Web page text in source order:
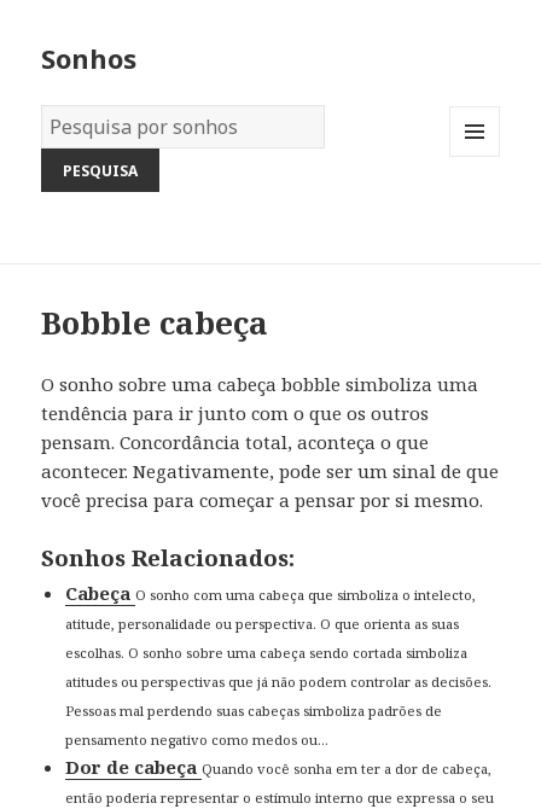
Sonhos
Dicionário
dos
Sonhos:
Bobble cabeça
O sonho sobre uma cabeça bobble simboliza uma
tendência para ir junto com o que os outros
pensam. Concordância total, aconteça o que
acontecer. Negativamente, pode ser um sinal de que
você precisa para começar a pensar por si mesmo.
Sonhos Relacionados:
Cabeça O sonho com uma cabeça que simboliza o intelecto,
atitude, personalidade ou perspectiva. O que orienta as suas
escolhas. O sonho sobre uma cabeça sendo cortada simboliza
atitudes ou perspectivas que já não podem controlar as decisões.
Pessoas mal perdendo suas cabeças simboliza padrões de
pensamento negativo como medos ou...
Dor de cabeçaQuando você sonha em ter a dor de cabeça,
então poderia representar o estímulo interno que expressa o seu